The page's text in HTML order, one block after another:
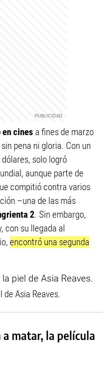
cines a fines de marzo
pena ni gloria. Con un
solo logró
aunque parte de
compitió contra varios
–una de las más
2. Sin embargo,
con su llegada al
encontró una segunda
Asia Reaves.
matar, la película